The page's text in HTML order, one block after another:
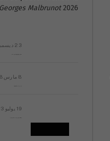
2026
Georges Malbrunot
23 ديسمبر 2011
8 مارس 2008
19 يوليو 2023